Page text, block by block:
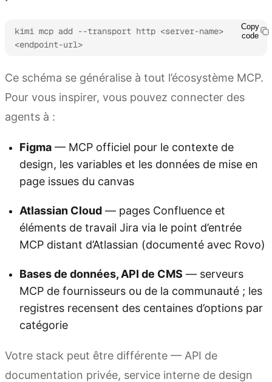
kimi mcp add --transport http <server-name>
<endpoint-url>
Copy
code
Ce schéma se généralise à tout l’écosystème MCP.
Pour vous inspirer, vous pouvez connecter des
agents à :
Figma — MCP officiel pour le contexte de
design, les variables et les données de mise en
page issues du canvas
Atlassian Cloud — pages Confluence et
éléments de travail Jira via le point d’entrée
MCP distant d’Atlassian (documenté avec Rovo)
Bases de données, API de CMS — serveurs
MCP de fournisseurs ou de la communauté ; les
registres recensent des centaines d’options par
catégorie
Votre stack peut être différente — API de
documentation privée, service interne de design